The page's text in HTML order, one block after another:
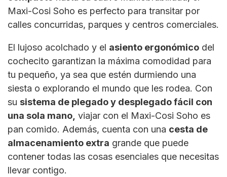
Maxi-Cosi Soho es perfecto para transitar por
calles concurridas, parques y centros comerciales.
El lujoso acolchado y el asiento ergonómico del
cochecito garantizan la máxima comodidad para
tu pequeño, ya sea que estén durmiendo una
siesta o explorando el mundo que les rodea. Con
su sistema de plegado y desplegado fácil con
una sola mano, viajar con el Maxi-Cosi Soho es
pan comido. Además, cuenta con una cesta de
almacenamiento extra grande que puede
contener todas las cosas esenciales que necesitas
llevar contigo.